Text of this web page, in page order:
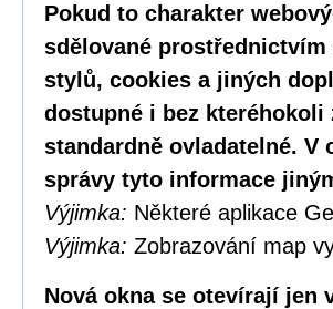
Pokud to charakter
sdělované
stylů, cookies a jiných
dostupné i bez
standardně ovladatelné. V
správy tyto informace
Výjimka: Některé aplikace
Výjimka: Zobrazování map
Nová okna se otevírají jen